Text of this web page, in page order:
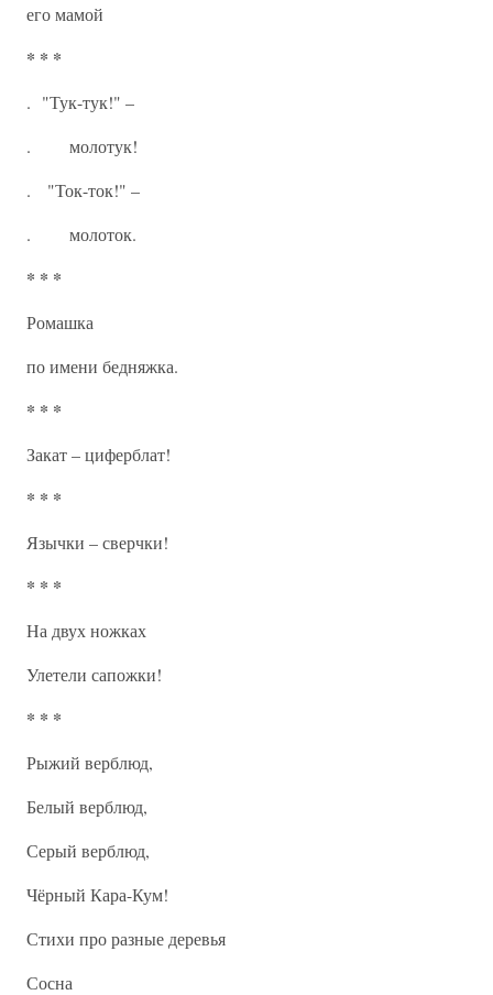
его мамой
* * *
. "Тук-тук!" –
. молотук!
. "Ток-ток!" –
. молоток.
* * *
Ромашка
по имени бедняжка.
* * *
Закат – циферблат!
* * *
Язычки – сверчки!
* * *
На двух ножках
Улетели сапожки!
* * *
Рыжий верблюд,
Белый верблюд,
Серый верблюд,
Чёрный Кара-Кум!
Стихи про разные деревья
Сосна